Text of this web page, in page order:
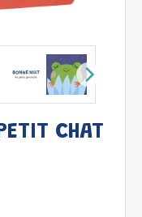
CHAT